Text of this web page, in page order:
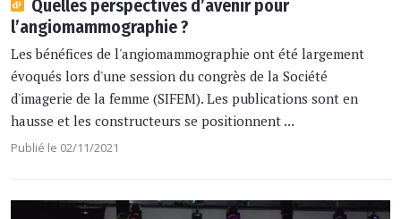
Quelles perspectives d’avenir pour
l’angiomammographie ?
Les bénéfices de l'angiomammographie ont été largement
évoqués lors d'une session du congrès de la Société
d'imagerie de la femme (SIFEM). Les publications sont en
hausse et les constructeurs se positionnent ...
Publié le 02/11/2021